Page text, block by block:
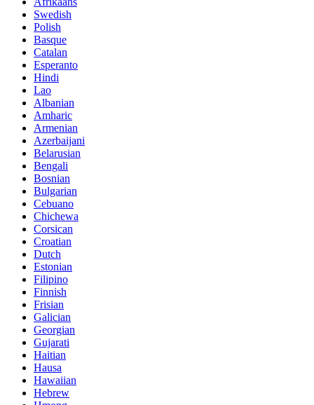
Swedish
Polish
Basque
Catalan
Esperanto
Hindi
Lao
Albanian
Amharic
Armenian
Azerbaijani
Belarusian
Bengali
Bosnian
Bulgarian
Cebuano
Chichewa
Corsican
Croatian
Dutch
Estonian
Filipino
Finnish
Frisian
Galician
Georgian
Gujarati
Haitian
Hausa
Hawaiian
Hebrew